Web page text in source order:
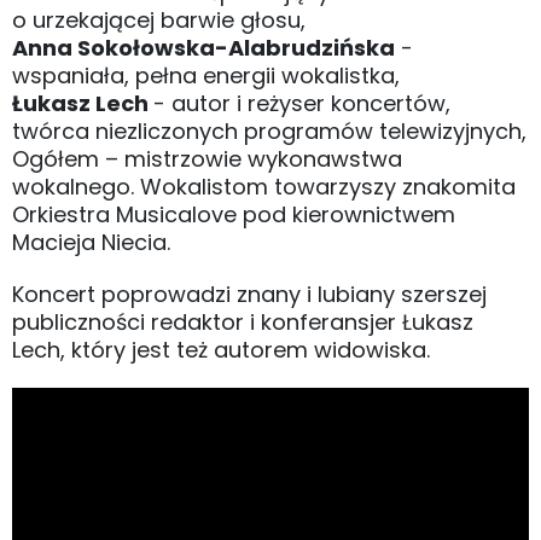
o urzekającej barwie głosu,
Anna Sokołowska-Alabrudzińska -
wspaniała, pełna energii wokalistka,
Łukasz Lech - autor i reżyser koncertów,
twórca niezliczonych programów telewizyjnych,
Ogółem – mistrzowie wykonawstwa
wokalnego. Wokalistom towarzyszy znakomita
Orkiestra Musicalove pod kierownictwem
Macieja Niecia.
Koncert poprowadzi znany i lubiany szerszej
publiczności redaktor i konferansjer Łukasz
Lech, który jest też autorem widowiska.